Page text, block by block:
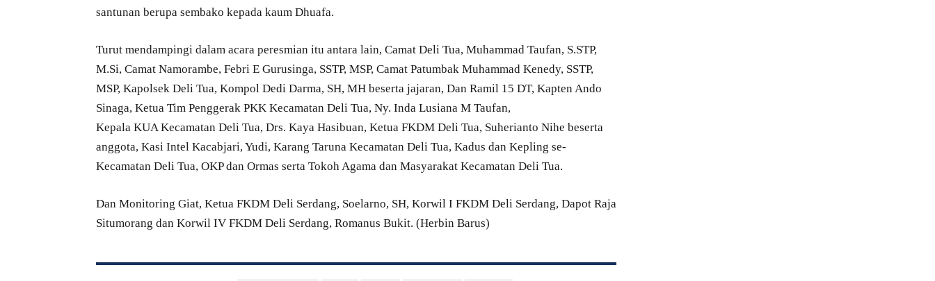
santunan berupa sembako kepada kaum Dhuafa.
Turut mendampingi dalam acara peresmian itu antara lain, Camat Deli Tua, Muhammad Taufan, S.STP,
M.Si, Camat Namorambe, Febri E Gurusinga, SSTP, MSP, Camat Patumbak Muhammad Kenedy, SSTP,
MSP, Kapolsek Deli Tua, Kompol Dedi Darma, SH, MH beserta jajaran, Dan Ramil 15 DT, Kapten Ando
Sinaga, Ketua Tim Penggerak PKK Kecamatan Deli Tua, Ny. Inda Lusiana M Taufan,
Kepala KUA Kecamatan Deli Tua, Drs. Kaya Hasibuan, Ketua FKDM Deli Tua, Suherianto Nihe beserta
anggota, Kasi Intel Kacabjari, Yudi, Karang Taruna Kecamatan Deli Tua, Kadus dan Kepling se-
Kecamatan Deli Tua, OKP dan Ormas serta Tokoh Agama dan Masyarakat Kecamatan Deli Tua.
Dan Monitoring Giat, Ketua FKDM Deli Serdang, Soelarno, SH, Korwil I FKDM Deli Serdang, Dapot Raja
Situmorang dan Korwil IV FKDM Deli Serdang, Romanus Bukit. (Herbin Barus)